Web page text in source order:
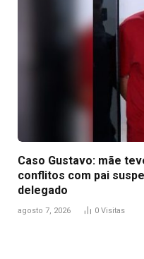
Caso Gustavo: mãe
conflitos com pai
delegado
agosto 7, 2026 0 Visitas